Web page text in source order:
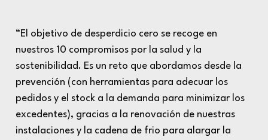
“El objetivo de desperdicio cero se recoge en
nuestros 10 compromisos por la salud y la
sostenibilidad. Es un reto que abordamos desde la
prevención (con herramientas para adecuar los
pedidos y el stock a la demanda para minimizar los
excedentes), gracias a la renovación de nuestras
instalaciones y la cadena de frio para alargar la